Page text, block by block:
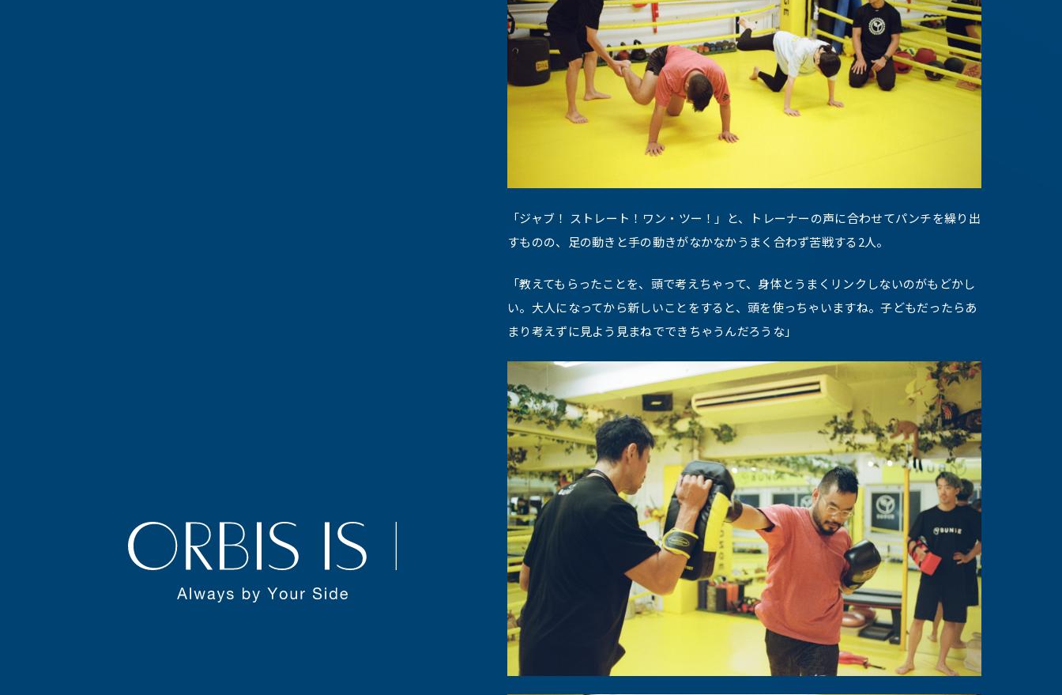
「ジャブ！ ストレート！ワン・ツー！」と、トレーナーの声に合わせてパンチを繰り出
すものの、足の動きと手の動きがなかなかうまく合わず苦戦する2人。
「教えてもらったことを、頭で考えちゃって、身体とうまくリンクしないのがもどかし
い。大人になってから新しいことをすると、頭を使っちゃいますね。子どもだったらあ
まり考えずに見よう見まねでできちゃうんだろうな」